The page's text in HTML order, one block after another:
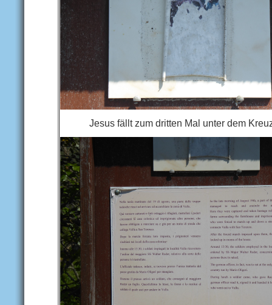
Jesus fällt zum dritten Mal unter dem